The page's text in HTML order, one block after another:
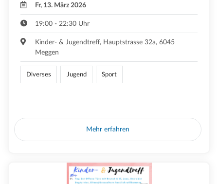
Fr, 13. März 2026
19:00 - 22:30 Uhr
Kinder- & Jugendtreff, Hauptstrasse 32a, 6045
Meggen
Diverses Jugend Sport
Mehr erfahren